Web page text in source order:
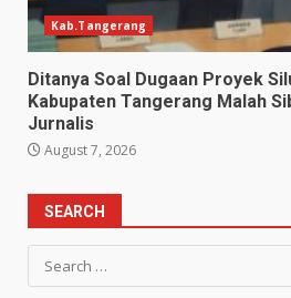
Kab.Tangerang
Ditanya Soal Dugaan Proyek
Kabupaten Tangerang Malah
Jurnalis
August 7, 2026
SEARCH
Search
for: